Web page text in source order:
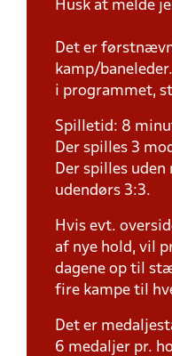
Husk at melde
Det er
kamp/
i programmet,
Spilletid: 8
Der spilles 3
Der spilles
udendørs 3:3.
Hvis evt.
af nye hold, vil
dagene op til
fire kampe til
Det er
6 medaljer pr.